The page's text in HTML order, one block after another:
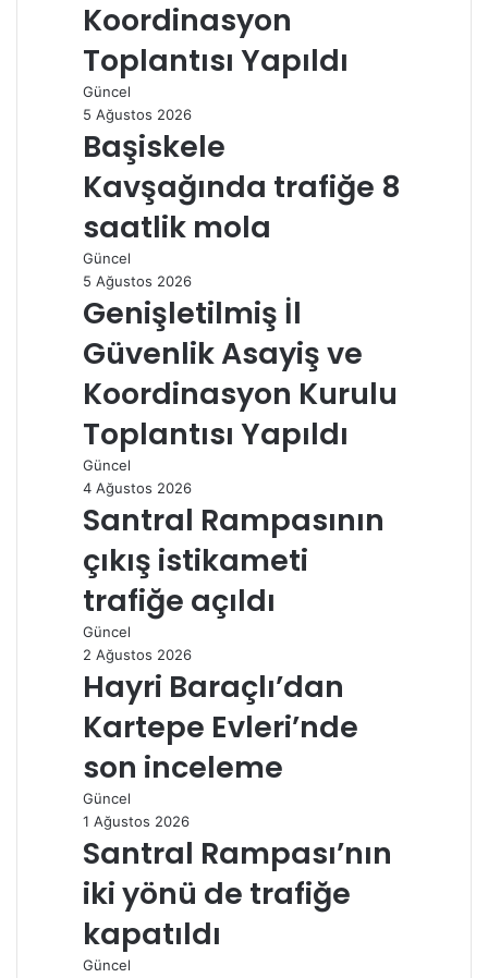
Koordinasyon
Toplantısı Yapıldı
Güncel
5 Ağustos 2026
Başiskele
Kavşağında trafiğe 8
saatlik mola
Güncel
5 Ağustos 2026
Genişletilmiş İl
Güvenlik Asayiş ve
Koordinasyon Kurulu
Toplantısı Yapıldı
Güncel
4 Ağustos 2026
Santral Rampasının
çıkış istikameti
trafiğe açıldı
Güncel
2 Ağustos 2026
Hayri Baraçlı’dan
Kartepe Evleri’nde
son inceleme
Güncel
1 Ağustos 2026
Santral Rampası’nın
iki yönü de trafiğe
kapatıldı
Güncel